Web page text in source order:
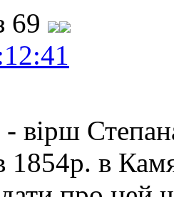
69
вірш
1854р. в